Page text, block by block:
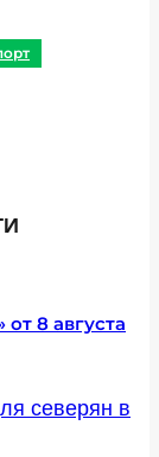
8 августа